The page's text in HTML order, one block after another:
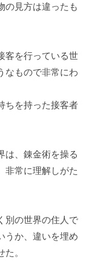
の見方は違ったも
客を行っている世
なもので非常にわ
ちを持った接客者
は、錬金術を操る
非常に理解しがた
別の世界の住人で
うか、違いを埋め
。